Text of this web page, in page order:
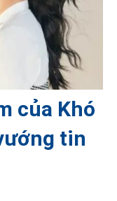
của Khó
tin